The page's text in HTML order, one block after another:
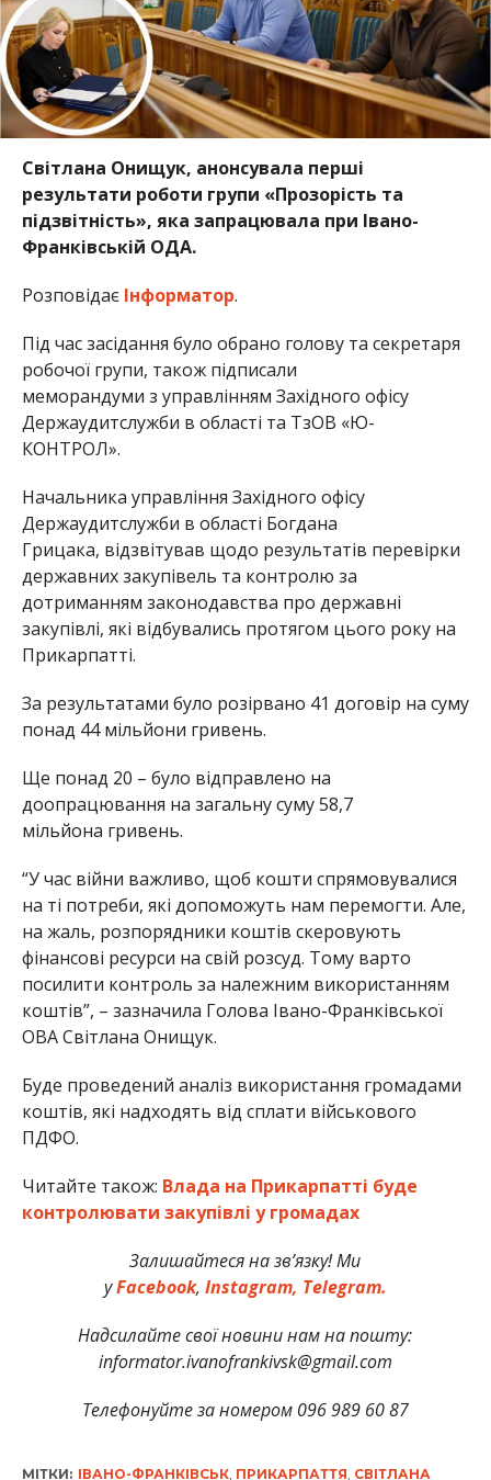
Світлана Онищук, анонсувала перші
результати роботи групи «Прозорість та
підзвітність», яка запрацювала при Івано-
Франківській ОДА.
Розповідає Інформатор.
Під час засідання було обрано голову та секретаря
робочої групи, також підписали
меморандуми з управлінням Західного офісу
Держаудитслужби в області та ТзОВ «Ю-
КОНТРОЛ».
Начальника управління Західного офісу
Держаудитслужби в області Богдана
Грицака, відзвітував щодо результатів перевірки
державних закупівель та контролю за
дотриманням законодавства про державні
закупівлі, які відбувались протягом цього року на
Прикарпатті.
За результатами було розірвано 41 договір на суму
понад 44 мільйони гривень.
Ще понад 20 – було відправлено на
доопрацювання на загальну суму 58,7
мільйона гривень.
“У час війни важливо, щоб кошти спрямовувалися
на ті потреби, які допоможуть нам перемогти. Але,
на жаль, розпорядники коштів скеровують
фінансові ресурси на свій розсуд. Тому варто
посилити контроль за належним використанням
коштів”, – зазначила Голова Івано-Франківської
ОВА Світлана Онищук.
Буде проведений аналіз використання громадами
коштів, які надходять від сплати військового
ПДФО.
Читайте також: Влада на Прикарпатті буде
контролювати закупівлі у громадах
Залишайтеся на зв’язку! Ми
уFacebook, Instagram, Telegram.
Надсилайте свої новини нам на пошту:
informator.ivanofrankivsk@gmail.com
Телефонуйте за номером 096 989 60 87
МІТКИ: ІВАНО-ФРАНКІВСЬК, ПРИКАРПАТТЯ СВІТЛАНА